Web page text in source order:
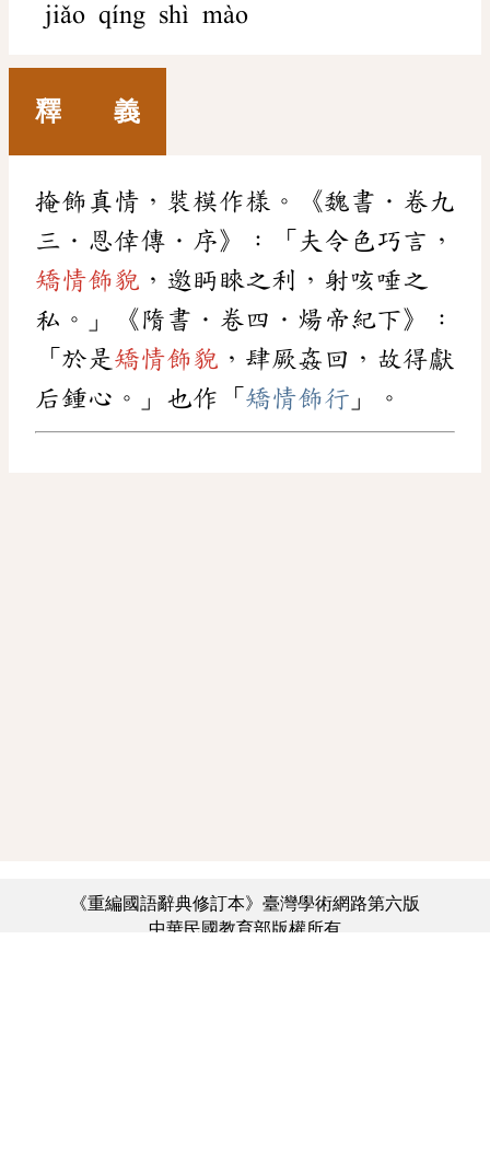
jiǎo qíng shì mào
釋 義
掩飾真情，裝模作樣。《魏書．卷九
三．恩倖傳．序》：「夫令色巧言，
矯情飾貌 ，邀眄睞之利，射咳唾之
私。」《隋書．卷四．煬帝紀下》：
「於是 矯情飾貌 ，肆厥姦回，故得獻
后鍾心。」也作「 矯情飾行 」。
《重編國語辭典修訂本》臺灣學術網路第六版
中華民國教育部版權所有